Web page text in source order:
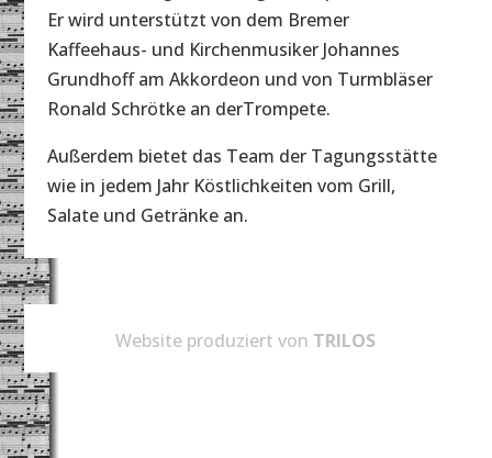
Er wird unterstützt von dem Bremer
Kaffeehaus- und Kirchenmusiker Johannes
Grundhoff am Akkordeon und von Turmbläser
Ronald Schrötke an derTrompete.
Außerdem bietet das Team der Tagungsstätte
wie in jedem Jahr Köstlichkeiten vom Grill,
Salate und Getränke an.
Website produziert von TRILOS